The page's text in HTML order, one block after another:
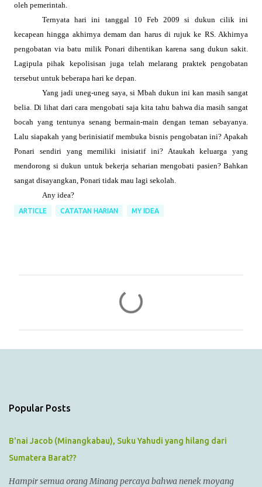
oleh pemerintah.
Ternyata hari ini tanggal 10 Feb 2009 si dukun cilik ini
kecapean hingga akhirnya demam dan harus di rujuk ke RS. Akhirnya
pengobatan via batu milik Ponari dihentikan karena sang dukun sakit.
Lagipula pihak kepolisisan juga telah melarang praktek pengobatan
tersebut untuk beberapa hari ke depan.
Yang jadi uneg-uneg saya, si Mbah dukun ini kan masih sangat
belia. Di lihat dari cara mengobati saja kita tahu bahwa dia masih sangat
bocah yang tentunya senang bermain-main dengan teman sebayanya.
Lalu siapakah yang berinisiatif membuka bisnis pengobatan ini? Apakah
Ponari sendiri yang memiliki inisiatif ini? Ataukah keluarga yang
mendorong si dukun untuk bekerja seharian mengobati pasien? Bahkan
sangat disayangkan, Ponari tidak mau lagi sekolah.
Any idea?
ARTICLE CATATAN HARIAN MY IDEA
s
Popular Posts
B'nai Jacob (Minangkabau), Suku Yahudi yang hilang dari
Sumatera Barat??
Hampir semua orang Minang percaya bahwa nenek moyang